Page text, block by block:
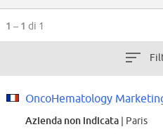
1 – 1 di 1
Azienda non indicata | Paris